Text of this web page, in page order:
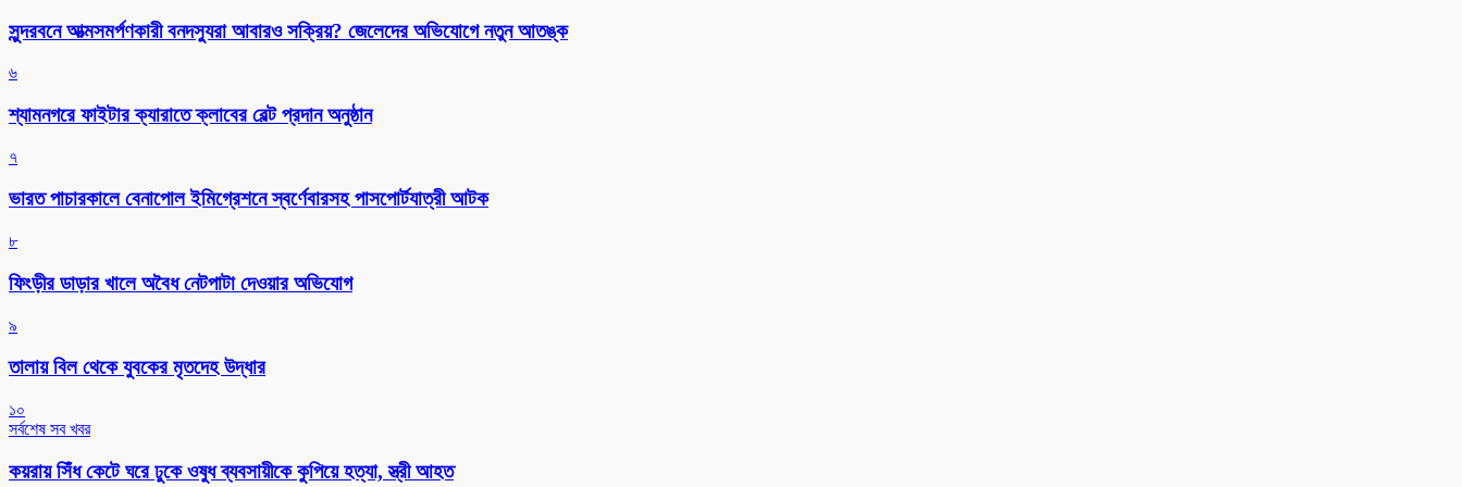
সুন্দরবনে আত্মসমর্পণকারী বনদস্যুরা আবারও সক্রিয়? জেলেদের অভিযোগে নতুন আতঙ্ক
৬
শ্যামনগরে ফাইটার ক্যারাতে ক্লাবের বেল্ট প্রদান অনুষ্ঠান
৭
ভারত পাচারকালে বেনাপোল ইমিগ্রেশনে স্বর্ণেবারসহ পাসপোর্টযাত্রী আটক
৮
ফিংড়ীর ডাড়ার খালে অবৈধ নেটপাটা দেওয়ার অভিযোগ
৯
তালায় বিল থেকে যুবকের মৃতদেহ উদ্ধার
১০
সর্বশেষ সব খবর
কয়রায় সিঁধ কেটে ঘরে ঢুকে ওষুধ ব্যবসায়ীকে কুপিয়ে হত্যা, স্ত্রী আহত